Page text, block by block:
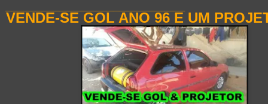
VENDE-SE GOL ANO 96 E UM